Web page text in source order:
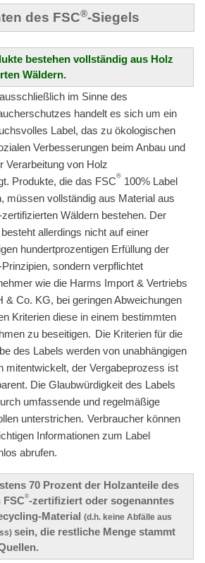
des FSC®-Siegels
bestehen vollständig aus Holz
Wäldern.
im Sinne des
handelt es sich um ein
Label, das zu ökologischen
Verbesserungen beim Anbau und
Verarbeitung von Holz
Produkte, die das FSC® 100% Label
müssen vollständig aus Material aus
zertifizierten Wäldern bestehen. Der
besteht allerdings nicht auf einer
hundertprozentigen Erfüllung der
Prinzipien, sondern verpflichtet
wie die Harms Import & Vertriebs
& Co. KG, bei geringen Abweichungen
Kriterien diese in einem bestimmten
zu beseitigen. Die Kriterien für die
des Labels werden von unabhängigen
mitentwickelt, der Vergabeprozess ist
Die Glaubwürdigkeit des Labels
umfassende und regelmäßige
unterstrichen. Verbraucher können
Informationen zum Label
abrufen.
70 Prozent der Holzanteile des
FSC®-zertifiziert oder sogenanntes
Material (d.h. keine Abfälle aus
sein, die restliche Menge stammt